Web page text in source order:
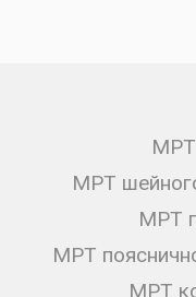
МРТ
МРТ
МРТ
МРТ
МРТ